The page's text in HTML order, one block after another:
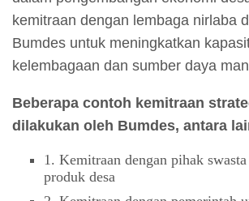
kemitraan dengan lembaga nirlaba
Bumdes untuk meningkatkan
kelembagaan dan sumber daya
Beberapa contoh kemitraan
dilakukan oleh Bumdes, antara
1. Kemitraan dengan pihak
produk desa